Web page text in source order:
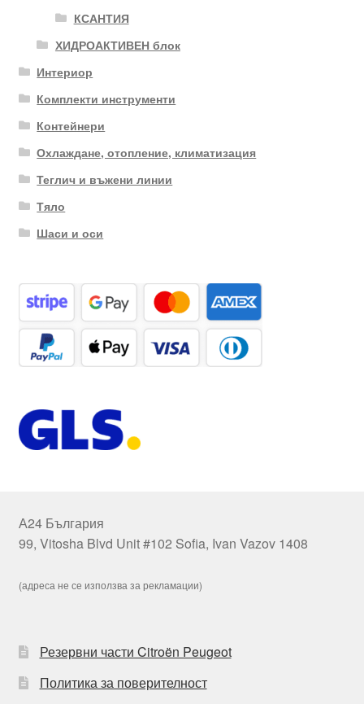
КСАНТИЯ
ХИДРОАКТИВЕН блок
Интериор
Комплекти инструменти
Контейнери
Охлаждане, отопление, климатизация
Теглич и въжени линии
Тяло
Шаси и оси
А24 България
99, Vitosha Blvd Unit #102 Sofia, Ivan Vazov 1408
(адреса не се използва за рекламации)
Резервни части Citroën Peugeot
Политика за поверителност